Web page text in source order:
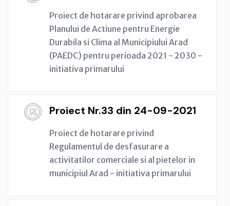
Proiect de hotarare privind aprobarea
Planului de Actiune pentru Energie
Durabila si Clima al Municipiului Arad
(PAEDC) pentru perioada 2021 - 2030 -
initiativa primarului
Proiect Nr.33 din 24-09-2021
Proiect de hotarare privind
Regulamentul de desfasurare a
activitatilor comerciale si al pietelor in
municipiul Arad - initiativa primarului